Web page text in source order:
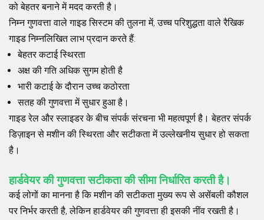
को बेहतर बनाने में मदद करती है।
निम्न गुणवत्ता वाले गाइड सिस्टम की तुलना में, उच्च परिशुद्धता वाले रैखिक
गाइड निम्नलिखित लाभ प्रदान करते हैं:
बेहतर कटाई स्थिरता
अक्ष की गति अधिक सुगम होती है
भारी कटाई के दौरान उच्च कठोरता
सतह की गुणवत्ता में सुधार हुआ है।
गाइड रेल और स्लाइडर के बीच संपर्क संरचना भी महत्वपूर्ण है। बेहतर संपर्क
डिज़ाइन से मशीन की स्थिरता और सटीकता में उल्लेखनीय सुधार हो सकता
है।
हार्डवेयर की गुणवत्ता सटीकता की सीमा निर्धारित करती है।
कई लोगों का मानना ​​है कि मशीन की सटीकता मुख्य रूप से असेंबली कौशल
पर निर्भर करती है, लेकिन हार्डवेयर की गुणवत्ता ही इसकी नींव रखती है।